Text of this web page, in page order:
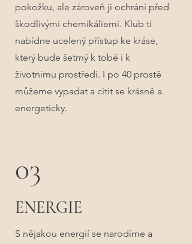
pokožku, ale zároveň ji ochrání před
škodlivými chemikáliemi. Klub ti
nabídne ucelený přístup ke kráse,
který bude šetrný k tobě i k
životnímu prostředí. I po 40 prostě
můžeme vypadat a cítit se krásně a
energeticky.
03
ENERGIE
S nějakou energií se narodíme a